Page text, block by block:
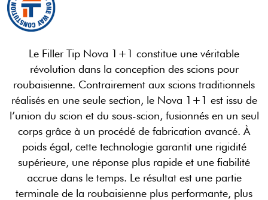
Le Filler Tip Nova 1+1 constitue une véritable
révolution dans la conception des scions pour
roubaisienne. Contrairement aux scions traditionnels
réalisés en une seule section, le Nova 1+1 est issu de
l’union du scion et du sous-scion, fusionnés en un seul
corps grâce à un procédé de fabrication avancé. À
poids égal, cette technologie garantit une rigidité
supérieure, une réponse plus rapide et une fiabilité
accrue dans le temps. Le résultat est une partie
terminale de la roubaisienne plus performante, plus